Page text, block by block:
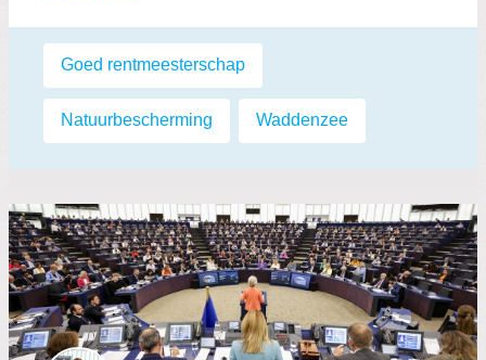
Labels:
Goed rentmeesterschap
Natuurbescherming Waddenzee